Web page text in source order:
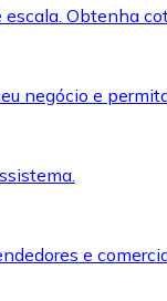
Obtenha
negócio e
e